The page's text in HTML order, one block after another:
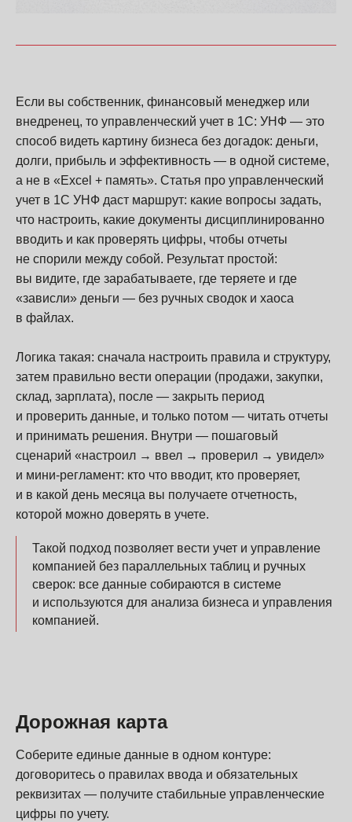
Если вы собственник, финансовый менеджер или
внедренец, то управленческий учет в 1С: УНФ — это
способ видеть картину бизнеса без догадок: деньги,
долги, прибыль и эффективность — в одной системе,
а не в «Excel + память». Статья про управленческий
учет в 1С УНФ даст маршрут: какие вопросы задать,
что настроить, какие документы дисциплинированно
вводить и как проверять цифры, чтобы отчеты
не спорили между собой. Результат простой:
вы видите, где зарабатываете, где теряете и где
«зависли» деньги — без ручных сводок и хаоса
в файлах.
Логика такая: сначала настроить правила и структуру,
затем правильно вести операции (продажи, закупки,
склад, зарплата), после — закрыть период
и проверить данные, и только потом — читать отчеты
и принимать решения. Внутри — пошаговый
сценарий «настроил → ввел → проверил → увидел»
и мини-регламент: кто что вводит, кто проверяет,
и в какой день месяца вы получаете отчетность,
которой можно доверять в учете.
Такой подход позволяет вести учет и управление
компанией без параллельных таблиц и ручных
сверок: все данные собираются в системе
и используются для анализа бизнеса и управления
компанией.
Дорожная карта
Соберите единые данные в одном контуре:
договоритесь о правилах ввода и обязательных
реквизитах — получите стабильные управленческие
цифры по учету.